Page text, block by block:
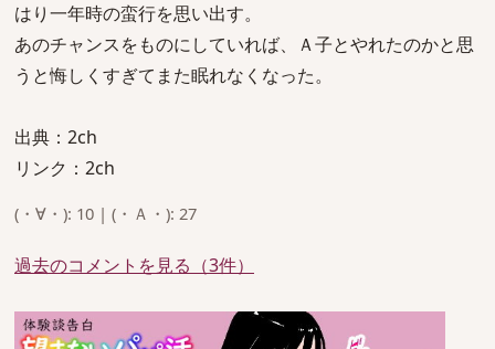
はり一年時の蛮行を思い出す。
あのチャンスをものにしていれば、Ａ子とやれたのかと思
うと悔しくすぎてまた眠れなくなった。
出典：2ch
リンク：2ch
(・∀・): 10 | (・Ａ・): 27
過去のコメントを見る（3件）